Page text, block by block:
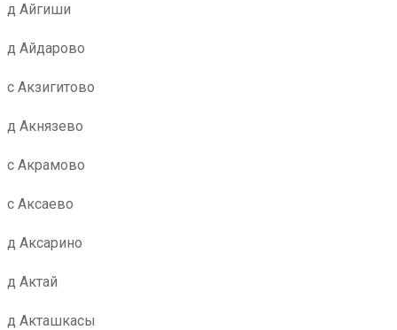
д Айгиши
д Айдарово
с Акзигитово
д Акнязево
с Акрамово
с Аксаево
д Аксарино
д Актай
д Акташкасы